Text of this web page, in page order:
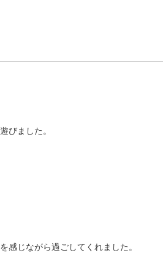
びました。
じながら過ごしてくれました。